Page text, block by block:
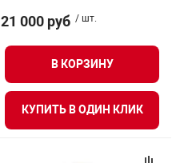
Установки
Шкафы
21 000 руб / шт.
В КОРЗИНУ
КУПИТЬ В ОДИН КЛИК